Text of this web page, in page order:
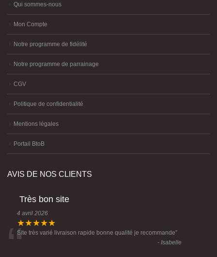
Qui sommes-nous
Mon Compte
Notre programme de fidélité
Notre programme de parrainage
CGV
Politique de confidentialité
Mentions légales
Portail BtoB
AVIS DE NOS CLIENTS
Très bon site
4 avril 2026
★★★★★
“Site très varié livraison rapide bonne qualité je recommande”
- Isabelle